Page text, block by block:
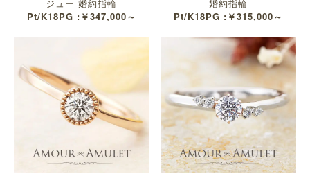
ジュー 婚約指輪
Pt/K18PG :￥347,000～
婚約指輪
Pt/K18PG :￥315,000～